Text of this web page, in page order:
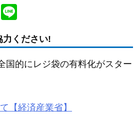
M
e
力ください!
国的にレジ袋の有料化がスター
【経済産業省】